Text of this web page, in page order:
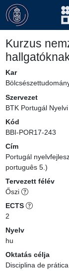
Kurzus
Kar
Szervezet
BTK Portugál
Kód
BBI-POR17-243
Cím
Portugál
português 5.)
Tervezett félév
Őszi
ECTS
2
Nyelv
hu
Oktatás célja
Disciplina de